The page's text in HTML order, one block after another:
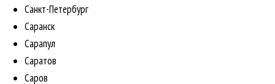
Санкт-Петербург
Саранск
Сарапул
Саратов
Саров